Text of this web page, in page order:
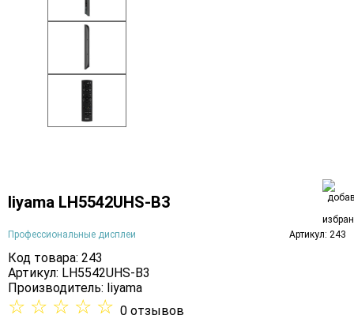
Iiyama LH5542UHS-B3
Профессиональные дисплеи Артикул: 243
Код товара: 243
Артикул: LH5542UHS-B3
Производитель: Iiyama
☆ ☆ ☆ ☆ ☆ 0 отзывов